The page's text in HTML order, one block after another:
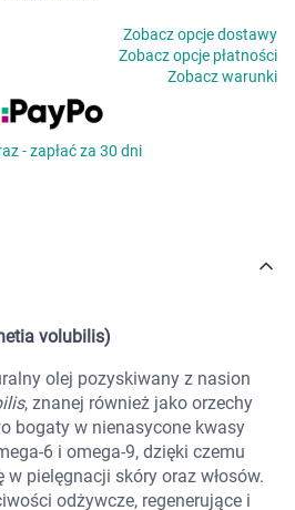
Zobacz opcje dostawy
Zobacz opcje płatności
Zobacz warunki
- zapłać za 30 dni
volubilis)
olej pozyskiwany z nasion
, znanej również jako orzechy
bogaty w nienasycone kwasy
6 i omega-9, dzięki czemu
pielęgnacji skóry oraz włosów.
odżywcze, regenerujące i